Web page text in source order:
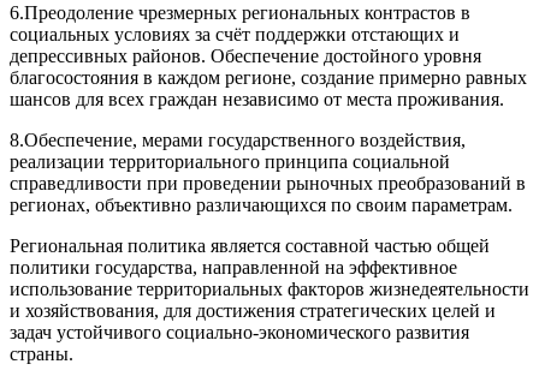
6.Преодоление чрезмерных региональных контрастов в
социальных условиях за счёт поддержки отстающих и
депрессивных районов. Обеспечение достойного уровня
благосостояния в каждом регионе, создание примерно равных
шансов для всех граждан независимо от места проживания.
8.Обеспечение, мерами государственного воздействия,
реализации территориального принципа социальной
справедливости при проведении рыночных преобразований в
регионах, объективно различающихся по своим параметрам.
Региональная политика является составной частью общей
политики государства, направленной на эффективное
использование территориальных факторов жизнедеятельности
и хозяйствования, для достижения стратегических целей и
задач устойчивого социально-экономического развития
страны.